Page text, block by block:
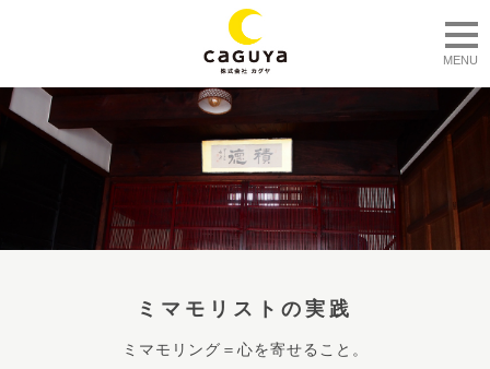
MENU
ミマモリストの実践
ミマモリング＝心を寄せること。